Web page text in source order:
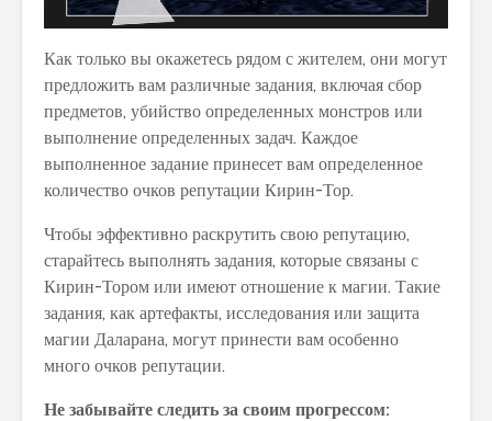
Как только вы окажетесь рядом с жителем, они могут
предложить вам различные задания, включая сбор
предметов, убийство определенных монстров или
выполнение определенных задач. Каждое
выполненное задание принесет вам определенное
количество очков репутации Кирин-Тор.
Чтобы эффективно раскрутить свою репутацию,
старайтесь выполнять задания, которые связаны с
Кирин-Тором или имеют отношение к магии. Такие
задания, как артефакты, исследования или защита
магии Даларана, могут принести вам особенно
много очков репутации.
Не забывайте следить за своим прогрессом: